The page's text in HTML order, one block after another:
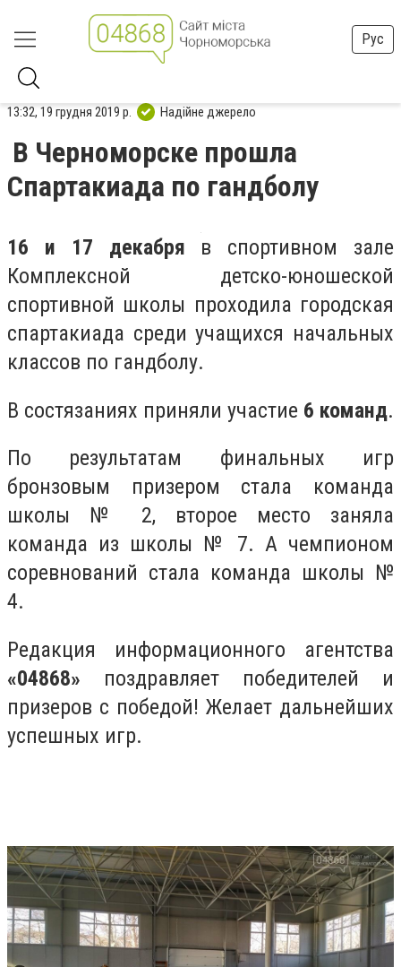
Рус
13:32, 19 грудня 2019 р. Надійне джерело
В Черноморске прошла
Спартакиада по гандболу
16 и 17 декабря в спортивном зале
Комплексной детско-юношеской
спортивной школы проходила городская
спартакиада среди учащихся начальных
классов по гандболу.
В состязаниях приняли участие 6 команд.
По результатам финальных игр
бронзовым призером стала команда
школы № 2, второе место заняла
команда из школы № 7. А чемпионом
соревнований стала команда школы №
4.
Редакция информационного агентства
«04868» поздравляет победителей и
призеров с победой! Желает дальнейших
успешных игр.